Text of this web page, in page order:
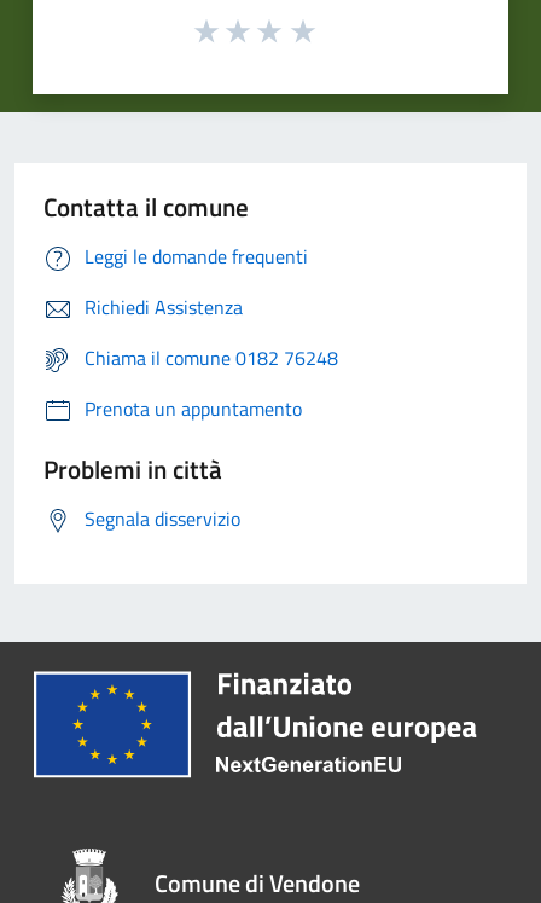
Contatta il comune
Leggi le domande frequenti
Richiedi Assistenza
Chiama il comune 0182 76248
Prenota un appuntamento
Problemi in città
Segnala disservizio
Comune di Vendone